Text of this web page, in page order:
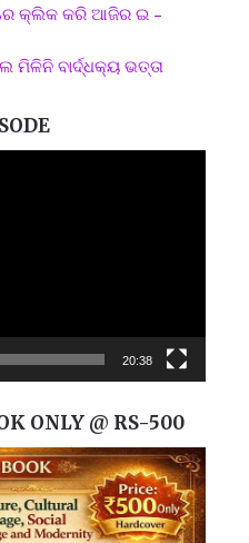
କ୍ଲିକ କରି ଆଜିର ଇ –
ମିଳିନି ବାର୍ଦ୍ଧକ୍ୟ ଭତ୍ତା
20:38
ONLY @ RS-500